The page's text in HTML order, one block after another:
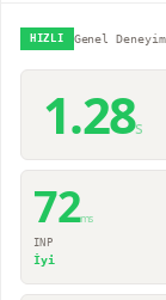
HIZLI Genel Deneyim
1.28s
72ms
INP
İyi